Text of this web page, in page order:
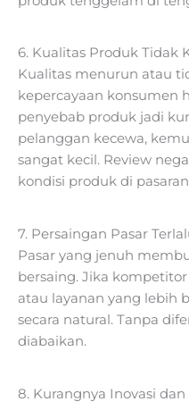
6. Kualitas Produk Tidak
Kualitas menurun atau
kepercayaan konsumen
penyebab produk jadi
pelanggan kecewa,
sangat kecil. Review
kondisi produk di
7. Persaingan Pasar
Pasar yang jenuh
bersaing. Jika
atau layanan yang lebih
secara natural. Tanpa
diabaikan.
8. Kurangnya Inovasi